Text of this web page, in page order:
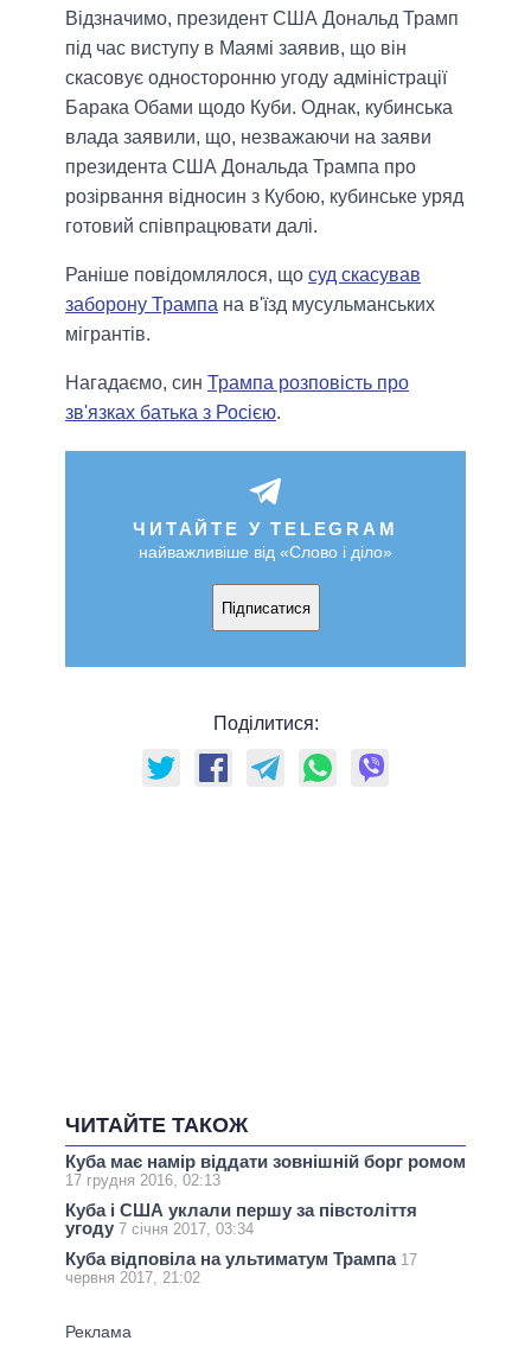
Відзначимо, президент США Дональд Трамп
під час виступу в Маямі заявив, що він
скасовує односторонню угоду адміністрації
Барака Обами щодо Куби. Однак, кубинська
влада заявили, що, незважаючи на заяви
президента США Дональда Трампа про
розірвання відносин з Кубою, кубинське уряд
готовий співпрацювати далі.
Раніше повідомлялося, що суд скасував
заборону Трампа на в'їзд мусульманських
мігрантів.
Нагадаємо, син Трампа розповість про
зв'язках батька з Росією.
ЧИТАЙТЕ У TELEGRAM
найважливіше від «Слово і діло»
Підписатися
Поділитися:
ЧИТАЙТЕ ТАКОЖ
Куба має намір віддати зовнішній борг ромом
17 грудня 2016, 02:13
Куба і США уклали першу за півстоліття
угоду 7 січня 2017, 03:34
Куба відповіла на ультиматум Трампа 17
червня 2017, 21:02